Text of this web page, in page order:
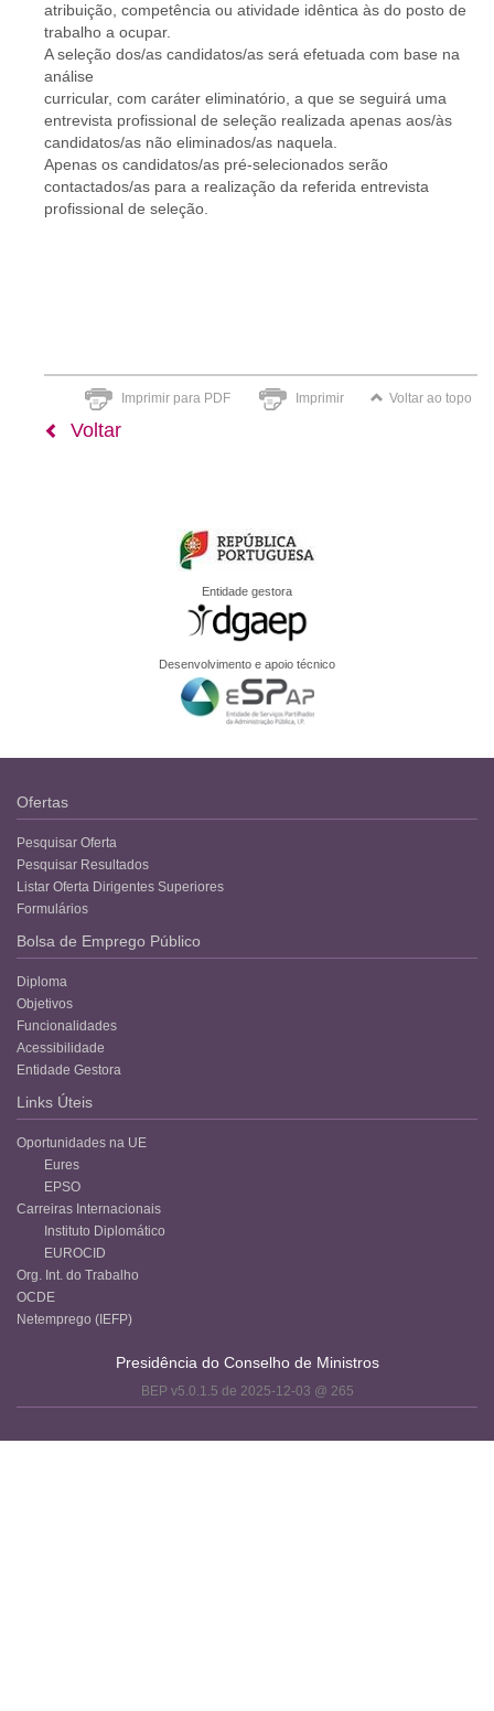
atribuição, competência ou atividade idêntica às do posto de
trabalho a ocupar.
A seleção dos/as candidatos/as será efetuada com base na
análise
curricular, com caráter eliminatório, a que se seguirá uma
entrevista profissional de seleção realizada apenas aos/às
candidatos/as não eliminados/as naquela.
Apenas os candidatos/as pré-selecionados serão
contactados/as para a realização da referida entrevista
profissional de seleção.
Imprimir para PDF Imprimir Voltar ao topo
Voltar
Entidade gestora
Desenvolvimento e apoio técnico
Ofertas
Pesquisar Oferta
Pesquisar Resultados
Listar Oferta Dirigentes Superiores
Formulários
Bolsa de Emprego Público
Diploma
Objetivos
Funcionalidades
Acessibilidade
Entidade Gestora
Links Úteis
Oportunidades na UE
Eures
EPSO
Carreiras Internacionais
Instituto Diplomático
EUROCID
Org. Int. do Trabalho
OCDE
Netemprego (IEFP)
Presidência do Conselho de Ministros
BEP v5.0.1.5 de 2025-12-03 @ 265